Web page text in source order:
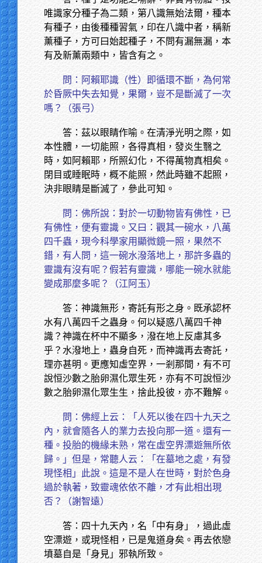
唯識家分種子為二類，第八識無始法爾，種本
有種子，由後種種習氣，印在八識中者，稱新
薰種子，方可曰始起種子，不問有漏無漏，本
有及新薰兩類中，皆含有之。
問：阿賴耶識（性）即循環不斷，為何常
於昏厥中失去知覺，果爾，豈不是斷滅了一次
嗎？（張弓）
答：茲以眼睛作喻。在清淨光明之際，如
本性體，一切能照，各得真相，發炎生翳之
時，如阿賴耶，所照幻化，不得萬物真相矣。
閉目或睡眠時，概不能照，然此時雖不起照，
決非眼睛是斷滅了，參此可知。
問：佛所說：對於一切動物皆有佛性，已
有佛性，便有靈識。又曰：觀其一碗水，八萬
四千蟲，現今科學家用顯微鏡一照，果然不
錯，有人問，這一碗水潑落地上，那許多蟲的
靈識有沒有呢？假若有靈識，哪能一碗水就能
變成那麼多呢？（江阿玉）
答：神識無形，寄託有形之身。既承認杯
水有八萬四千之蟲身。何以疑惑八萬四千神
識？神識在杯中不顯多，潑在地上反慮其多
乎？水潑地上，蟲身自死，而神識再去寄託，
理亦甚明。更應知虛空界，一剎那間，有不可
說恒沙數之胎卵濕化眾生死，亦有不可說恒沙
數之胎卵濕化眾生生，捨此投彼，亦不難解。
問：佛經上云：「人死以後在四十九天之
內，就會隨各人的業力去投向那一道。還有一
種。投胎的機緣未熟，常在虛空界漂遊無所依
歸。」但是，常聽人云：「在墓地之處，有發
現怪相」此說。這是不是人在世時，對於色身
過於執著，致靈魂依依不離，才有此相出現
否？（謝智遠）
答：四十九天內，名「中有身」，過此虛
空漂遊，或現怪相，已是鬼道身矣。再去依戀
墳墓自是「身見」邪執所致。